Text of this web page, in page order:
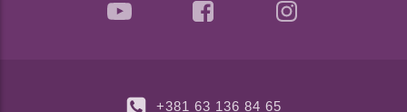
+381 63 136 84 65